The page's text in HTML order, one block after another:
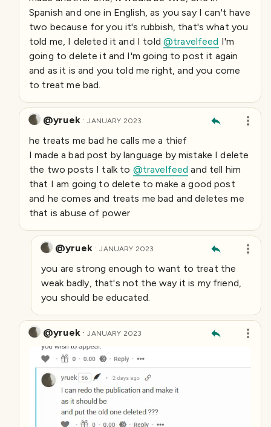
Spanish and one in English, as you say I can't have
two because for you it's rubbish, that's what you
told me, I deleted it and I told @travelfeed I'm
going to delete it and I'm going to post it again
and as it is and you told me right, and you come
to treat me bad.
@yruek ·JANUARY 2023
he treats me bad he calls me a thief
I made a bad post by language by mistake I delete
the two posts I talk to @travelfeed and tell him
that I am going to delete to make a good post
and he comes and treats me bad and deletes me
that is abuse of power
@yruek ·JANUARY 2023
you are strong enough to want to treat the
weak badly, that's not the way it is my friend,
you should be educated.
@yruek ·JANUARY 2023